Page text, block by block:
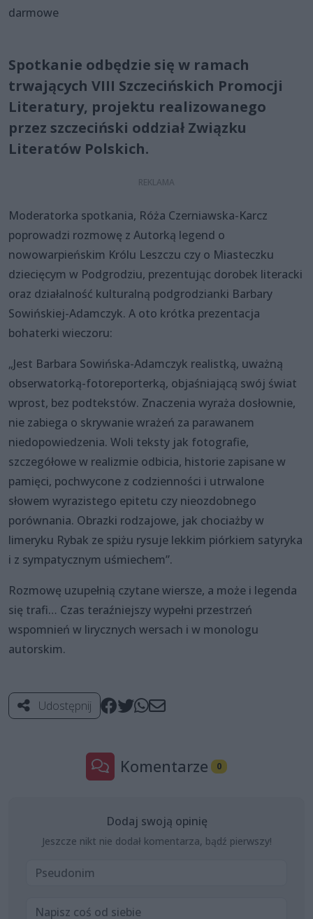
darmowe
Spotkanie odbędzie się w ramach
trwających VIII Szczecińskich Promocji
Literatury, projektu realizowanego
przez szczeciński oddział Związku
Literatów Polskich.
Moderatorka spotkania, Róża Czerniawska-Karcz
poprowadzi rozmowę z Autorką legend o
nowowarpieńskim Królu Leszczu czy o Miasteczku
dziecięcym w Podgrodziu, prezentując dorobek literacki
oraz działalność kulturalną podgrodzianki Barbary
Sowińskiej-Adamczyk. A oto krótka prezentacja
bohaterki wieczoru:
„Jest Barbara Sowińska-Adamczyk realistką, uważną
obserwatorką-fotoreporterką, objaśniającą swój świat
wprost, bez podtekstów. Znaczenia wyraża dosłownie,
nie zabiega o skrywanie wrażeń za parawanem
niedopowiedzenia. Woli teksty jak fotografie,
szczegółowe w realizmie odbicia, historie zapisane w
pamięci, pochwycone z codzienności i utrwalone
słowem wyrazistego epitetu czy nieozdobnego
porównania. Obrazki rodzajowe, jak chociażby w
limeryku Rybak ze spiżu rysuje lekkim piórkiem satyryka
i z sympatycznym uśmiechem”.
Rozmowę uzupełnią czytane wiersze, a może i legenda
się trafi… Czas teraźniejszy wypełni przestrzeń
wspomnień w lirycznych wersach i w monologu
autorskim.
Udostępnij
Komentarze 0
Dodaj swoją opinię
Jeszcze nikt nie dodał komentarza, bądź pierwszy!